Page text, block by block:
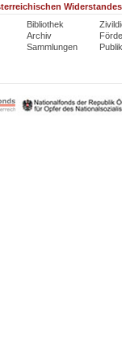
Widerstandes
Bibliothek
Archiv
Sammlungen